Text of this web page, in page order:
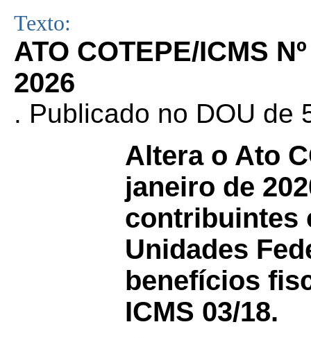
Texto:
ATO COTEPE/ICMS
2026
. Publicado no DOU de
Altera o Ato
janeiro de
contribuintes
Unidades
benefícios
ICMS 03/18.